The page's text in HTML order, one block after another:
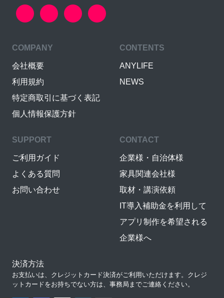
COMPANY
会社概要
利用規約
特定商取引に基づく表記
個人情報保護方針
CONTENTS
ANYLIFE
NEWS
SUPPORT
ご利用ガイド
よくある質問
お問い合わせ
CONTACT
企業様・自治体様
家具関連会社様
取材・講演依頼
IT導入補助金を利用して
アプリ制作を希望される
企業様へ
決済方法
お支払いは、クレジットカード決済がご利用いただけます。クレジ
ットカードをお持ちでない方は、事務局までご連絡ください。